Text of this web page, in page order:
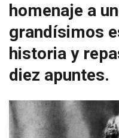
homenaje a
grandísimos
historia y
diez apuntes.